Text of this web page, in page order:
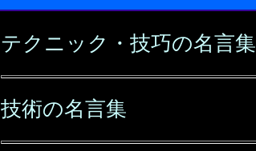
テクニック・技巧の名言集
技術の名言集